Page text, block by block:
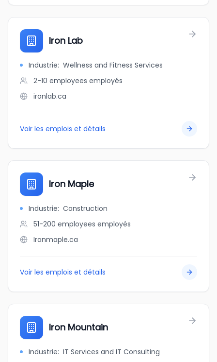
Iron Lab
Industrie: Wellness and Fitness Services
2-10 employees employés
ironlab.ca
Voir les emplois et détails
Iron Maple
Industrie: Construction
51-200 employees employés
Ironmaple.ca
Voir les emplois et détails
Iron Mountain
Industrie: IT Services and IT Consulting